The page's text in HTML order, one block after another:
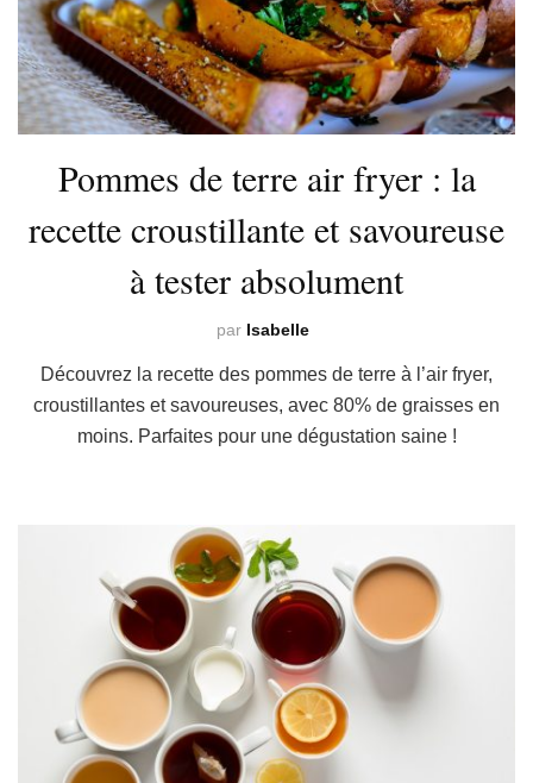
Pommes de terre air fryer : la
recette croustillante et savoureuse
à tester absolument
par Isabelle
Découvrez la recette des pommes de terre à l’air fryer,
croustillantes et savoureuses, avec 80% de graisses en
moins. Parfaites pour une dégustation saine !